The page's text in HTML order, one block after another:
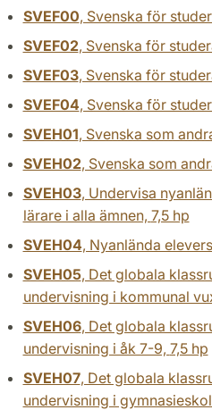
SVEF00, Svenska för
SVEF02, Svenska för
SVEF03, Svenska för
SVEF04, Svenska för
SVEH01, Svenska som
SVEH02, Svenska som
SVEH03, Undervisa
lärare i alla ämnen, 7,5 hp
SVEH04, Nyanlända
SVEH05, Det globala
undervisning i kommunal
SVEH06, Det globala
undervisning i åk 7-9, 7,5 hp
SVEH07, Det globala
undervisning i